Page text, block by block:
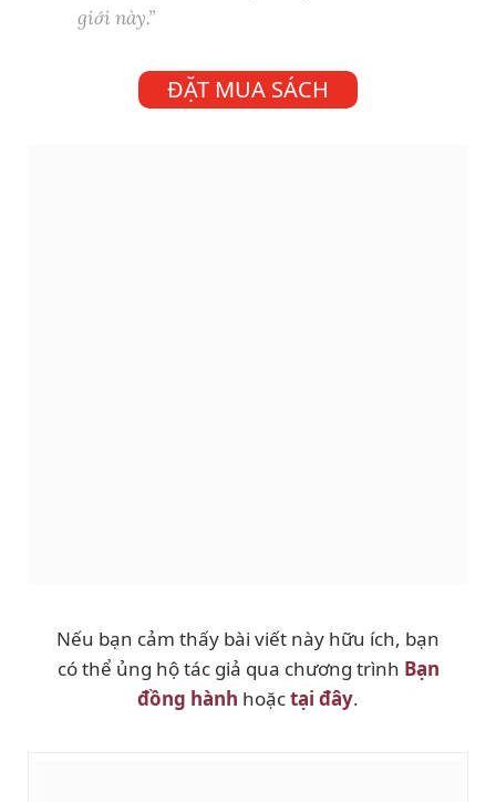
giới này.”
ĐẶT MUA SÁCH
Nếu bạn cảm thấy bài viết này hữu ích, bạn
có thể ủng hộ tác giả qua chương trình Bạn
đồng hành hoặctại đây.